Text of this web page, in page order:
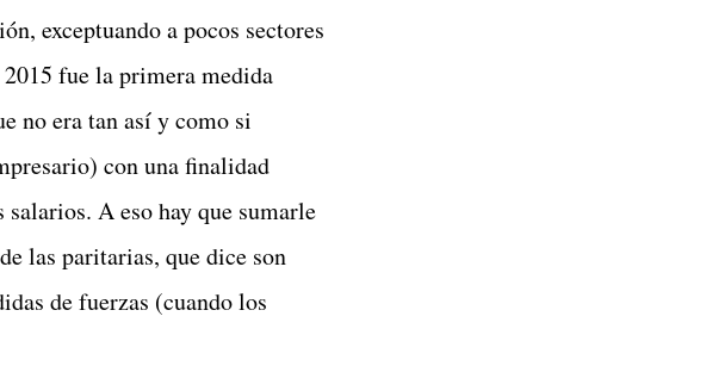
exceptuando a pocos sectores
fue la primera medida
no era tan así y como si
con una finalidad
A eso hay que sumarle
las paritarias, que dice son
de fuerzas (cuando los